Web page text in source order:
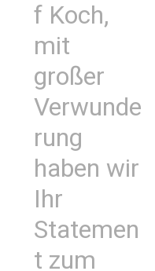
f Koch,
mit
großer
Verwunde
rung
haben wir
Ihr
Statemen
t zum